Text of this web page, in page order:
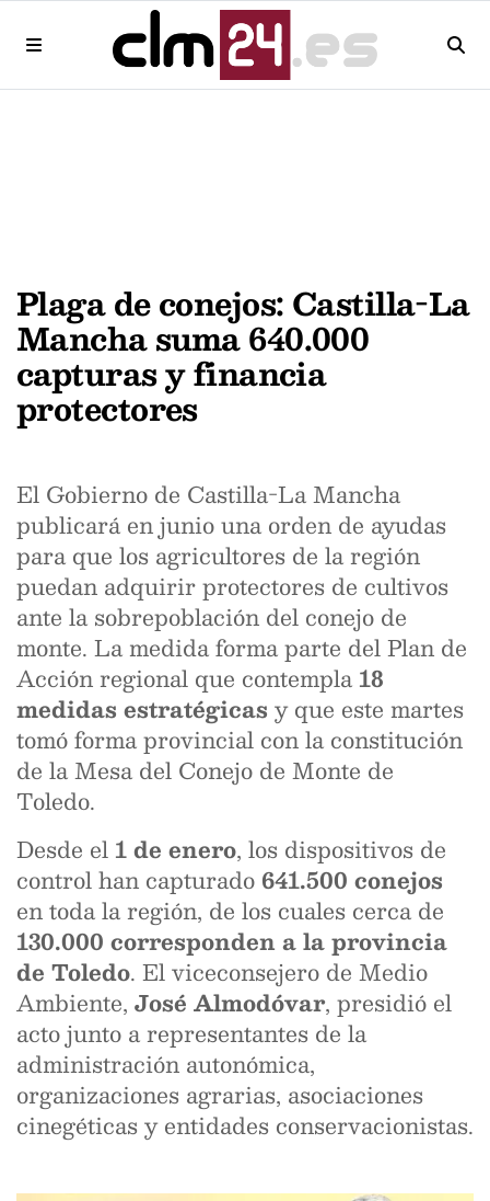
Plaga de conejos: Castilla-La
Mancha suma 640.000
capturas y financia
protectores
El Gobierno de Castilla-La Mancha
publicará en junio una orden de ayudas
para que los agricultores de la región
puedan adquirir protectores de cultivos
ante la sobrepoblación del conejo de
monte. La medida forma parte del Plan de
Acción regional que contempla 18
medidas estratégicas y que este martes
tomó forma provincial con la constitución
de la Mesa del Conejo de Monte de
Toledo.
Desde el 1 de enero, los dispositivos de
control han capturado 641.500 conejos
en toda la región, de los cuales cerca de
130.000 corresponden a la provincia
de Toledo. El viceconsejero de Medio
Ambiente, José Almodóvar, presidió el
acto junto a representantes de la
administración autonómica,
organizaciones agrarias, asociaciones
cinegéticas y entidades conservacionistas.